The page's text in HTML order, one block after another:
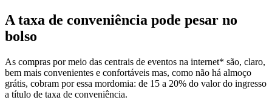
A taxa de conveniência pode pesar no
bolso
As compras por meio das centrais de eventos na internet* são, claro,
bem mais convenientes e confortáveis mas, como não há almoço
grátis, cobram por essa mordomia: de 15 a 20% do valor do ingresso
a título de taxa de conveniência.